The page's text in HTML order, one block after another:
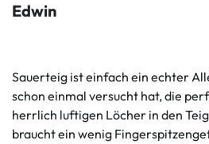
Edwin
Sauerteig ist einfach ein echter
schon einmal versucht hat, die
herrlich luftigen Löcher in den
braucht ein wenig